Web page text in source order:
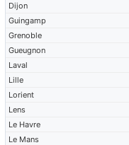
Dijon
Guingamp
Grenoble
Gueugnon
Laval
Lille
Lorient
Lens
Le Havre
Le Mans